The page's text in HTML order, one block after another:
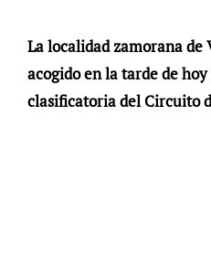
La localidad zamorana
acogido en la tarde de
clasificatoria del Circuito